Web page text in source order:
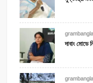
grambangla
দাবাং মোডে
grambangla